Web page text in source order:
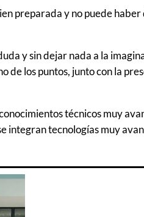
preparada y no puede
y sin dejar nada a la
de los puntos, junto con la
técnicos muy
integran tecnologías muy